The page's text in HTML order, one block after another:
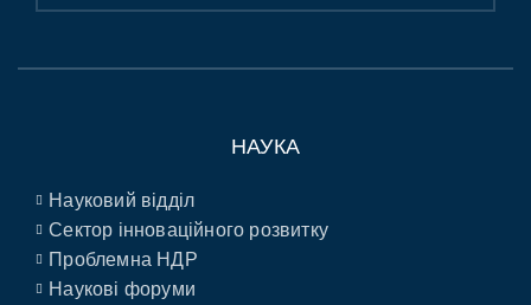
НАУКА
Науковий відділ
Сектор інноваційного розвитку
Проблемна НДР
Наукові форуми